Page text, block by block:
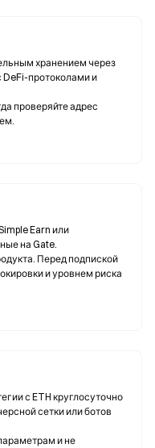
хранением через
DeFi-протоколами и
проверяйте адрес
Earn или
на Gate.
Перед подпиской
и уровнем риска
с ETH круглосуточно
сетки или ботов
и не